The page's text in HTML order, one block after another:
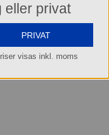
surhetsreglerande
kaliumdisulfit.
eller privat
PRIVAT
visas inkl. moms